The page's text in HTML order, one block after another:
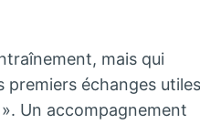
mais qui
premiers échanges
Un accompagnement